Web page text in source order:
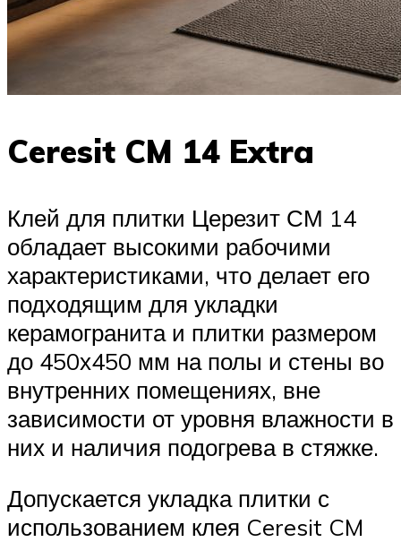
Ceresit CM 14 Extra
Клей для плитки Церезит СМ 14
обладает высокими рабочими
характеристиками, что делает его
подходящим для укладки
керамогранита и плитки размером
до 450х450 мм на полы и стены во
внутренних помещениях, вне
зависимости от уровня влажности в
них и наличия подогрева в стяжке.
Допускается укладка плитки с
использованием клея Ceresit CM